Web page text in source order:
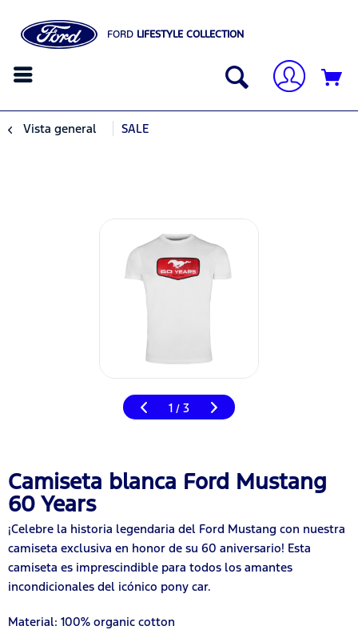
FORD LIFESTYLE COLLECTION
Vista general SALE
1 / 3
Camiseta blanca Ford Mustang
60 Years
¡Celebre la historia legendaria del Ford Mustang con nuestra
camiseta exclusiva en honor de su 60 aniversario! Esta
camiseta es imprescindible para todos los amantes
incondicionales del icónico pony car.
Material: 100% organic cotton